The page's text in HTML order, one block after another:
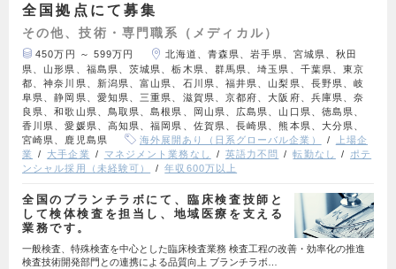
全国拠点にて募集
その他、技術・専門職系（メディカル）
450万円 ～ 599万円
北海道、青森県、岩手県、宮城県、秋田
県、山形県、福島県、茨城県、栃木県、群馬県、埼玉県、千葉県、東京
都、神奈川県、新潟県、富山県、石川県、福井県、山梨県、長野県、岐
阜県、静岡県、愛知県、三重県、滋賀県、京都府、大阪府、兵庫県、奈
良県、和歌山県、鳥取県、島根県、岡山県、広島県、山口県、徳島県、
香川県、愛媛県、高知県、福岡県、佐賀県、長崎県、熊本県、大分県、
宮崎県、鹿児島県
海外展開あり（日系グローバル企業）
上場企
業
大手企業 マネジメント業務なし 英語力不問 転勤なし
ポテ
ンシャル採用（未経験可）
年収600万以上
全国のブランチラボにて、臨床検査技師と
して検体検査を担当し、地域医療を支える
業務です。
一般検査、特殊検査を中心とした臨床検査業務 検査工程の改善・効率化の推進
検査技術開発部門との連携による品質向上 ブランチラボ…